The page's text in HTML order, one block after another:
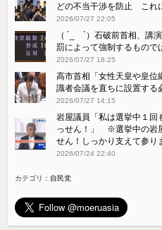
どの不当干渉を防止 これ
2026/07/27 22:05
（ ´_ゝ`）石破前首相、講
罰によって強制するもので
2026/07/27 18:25
高市首相「女性天皇や皇位
識者会議を直ちに設置する
2026/07/27 14:15
岩屋議員「私は選挙中１回
っせん！」 ※選挙中の岩
せん！しっかり支えて参り
2026/07/24 22:40
カテゴリ： 自民党